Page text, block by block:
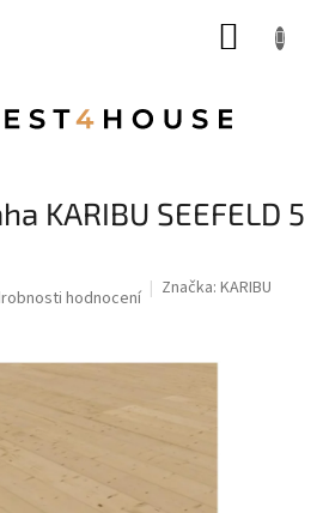
KARIBU SEEFELD 5
hodnocení Značka: KARIBU